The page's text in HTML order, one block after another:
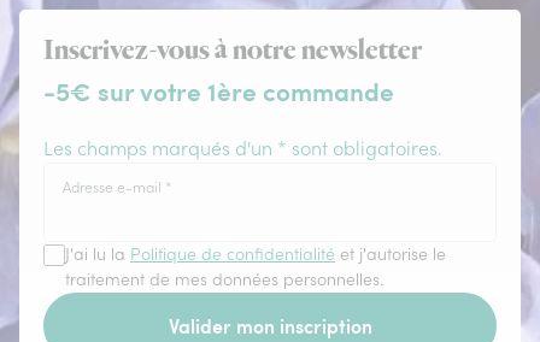
Inscrivez-vous à notre newsletter
-5€ sur votre 1ère commande
Les champs marqués d'un * sont obligatoires.
Adresse e-mail *
J'ai lu la Politique de confidentialité et j'autorise le
traitement de mes données personnelles.
Valider mon inscription